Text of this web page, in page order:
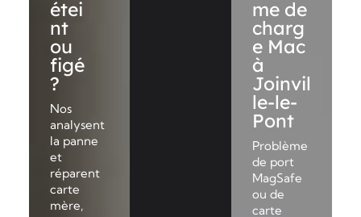
étei
nt
ou
figé
?
Nos
analysent
la panne
et
réparent
carte
mère,
me de
charg
e Mac
à
Joinvil
le-le-
Pont
Problème
de port
MagSafe
ou de
carte